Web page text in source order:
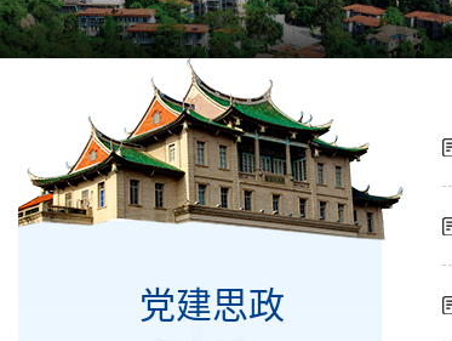
党建思政